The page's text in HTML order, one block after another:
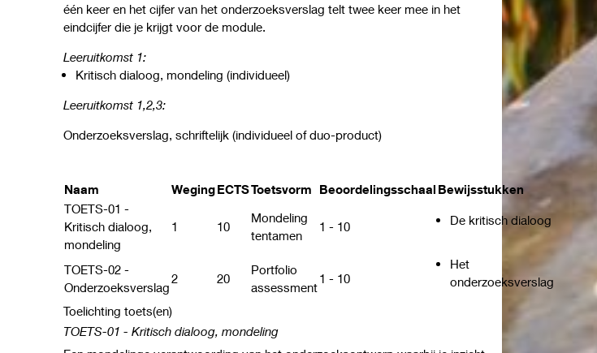
één keer en het cijfer van het onderzoeksverslag telt twee keer mee in het
eindcijfer die je krijgt voor de module.
Leeruitkomst 1:
Kritisch dialoog, mondeling (individueel)
Leeruitkomst 1,2,3:
Onderzoeksverslag, schriftelijk (individueel of duo-product)
Naam WegingECTSToetsvorm Beoordelingsschaal Bewijsstukken
TOETS-01 -
Kritisch dialoog,
mondeling
1 10
Mondeling
tentamen
1 - 10 De kritisch dialoog
TOETS-02 -
Onderzoeksverslag
2 20
Portfolio
assessment
1 - 10
Het
onderzoeksverslag
Toelichting toets(en)
TOETS-01 - Kritisch dialoog, mondeling